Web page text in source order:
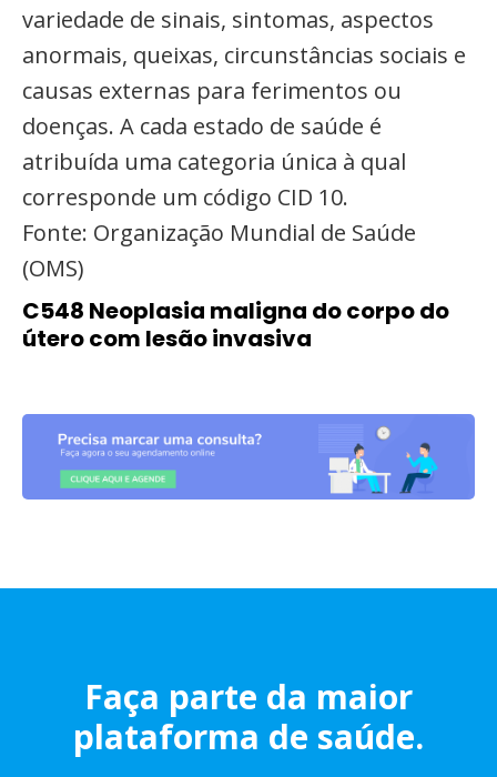
variedade de sinais, sintomas, aspectos
anormais, queixas, circunstâncias sociais e
causas externas para ferimentos ou
doenças. A cada estado de saúde é
atribuída uma categoria única à qual
corresponde um código CID 10.
Fonte: Organização Mundial de Saúde
(OMS)
C548 Neoplasia maligna do corpo do
útero com lesão invasiva
Faça parte da maior
plataforma de saúde.